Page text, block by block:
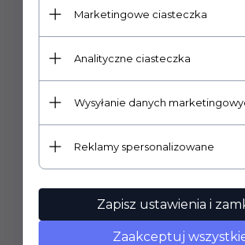
Kolor: Flesh (biały)
Producent: Toyz4lovers
Marketingowe ciasteczka
Analityczne ciasteczka
Wysyłanie danych
Reklamy spersonalizowane
Zapisz ustawienia i
Zaakceptuj